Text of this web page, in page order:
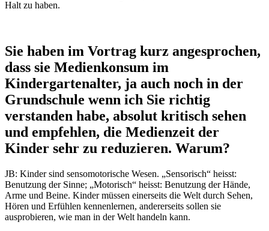
Halt zu haben.
Sie haben im Vortrag kurz angesprochen,
dass sie Medienkonsum im
Kindergartenalter, ja auch noch in der
Grundschule wenn ich Sie richtig
verstanden habe, absolut kritisch sehen
und empfehlen, die Medienzeit der
Kinder sehr zu reduzieren. Warum?
JB: Kinder sind sensomotorische Wesen. „Sensorisch“ heisst:
Benutzung der Sinne; „Motorisch“ heisst: Benutzung der Hände,
Arme und Beine. Kinder müssen einerseits die Welt durch Sehen,
Hören und Erfühlen kennenlernen, andererseits sollen sie
ausprobieren, wie man in der Welt handeln kann.